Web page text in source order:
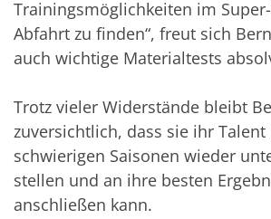
Trainingsmöglichkeiten im
Abfahrt zu finden“, freut sich
auch wichtige Materialtests
Trotz vieler Widerstände bleibt
zuversichtlich, dass sie ihr Talent
schwierigen Saisonen wieder
stellen und an ihre besten
anschließen kann.